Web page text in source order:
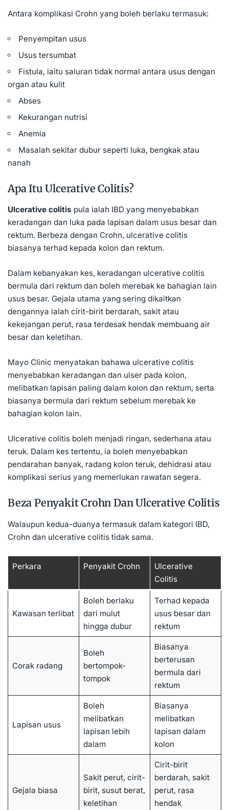
Antara komplikasi Crohn yang boleh berlaku termasuk:
Penyempitan usus
Usus tersumbat
Fistula, iaitu saluran tidak normal antara usus dengan
organ atau kulit
Abses
Kekurangan nutrisi
Anemia
Masalah sekitar dubur seperti luka, bengkak atau
nanah
Apa Itu Ulcerative Colitis?
Ulcerative colitis pula ialah IBD yang menyebabkan
keradangan dan luka pada lapisan dalam usus besar dan
rektum. Berbeza dengan Crohn, ulcerative colitis
biasanya terhad kepada kolon dan rektum.
Dalam kebanyakan kes, keradangan ulcerative colitis
bermula dari rektum dan boleh merebak ke bahagian lain
usus besar. Gejala utama yang sering dikaitkan
dengannya ialah cirit-birit berdarah, sakit atau
kekejangan perut, rasa terdesak hendak membuang air
besar dan keletihan.
Mayo Clinic menyatakan bahawa ulcerative colitis
menyebabkan keradangan dan ulser pada kolon,
melibatkan lapisan paling dalam kolon dan rektum, serta
biasanya bermula dari rektum sebelum merebak ke
bahagian kolon lain.
Ulcerative colitis boleh menjadi ringan, sederhana atau
teruk. Dalam kes tertentu, ia boleh menyebabkan
pendarahan banyak, radang kolon teruk, dehidrasi atau
komplikasi serius yang memerlukan rawatan segera.
Beza Penyakit Crohn Dan Ulcerative Colitis
Walaupun kedua-duanya termasuk dalam kategori IBD,
Crohn dan ulcerative colitis tidak sama.
Perkara Penyakit Crohn
Ulcerative
Colitis
Kawasan terlibat
Boleh berlaku
dari mulut
hingga dubur
Terhad kepada
usus besar dan
rektum
Corak radang
Boleh
bertompok-
tompok
Biasanya
berterusan
bermula dari
rektum
Lapisan usus
Boleh
melibatkan
lapisan lebih
dalam
Biasanya
melibatkan
lapisan dalam
kolon
Gejala biasa
Sakit perut, cirit-
birit, susut berat,
keletihan
Cirit-birit
berdarah, sakit
perut, rasa
hendak